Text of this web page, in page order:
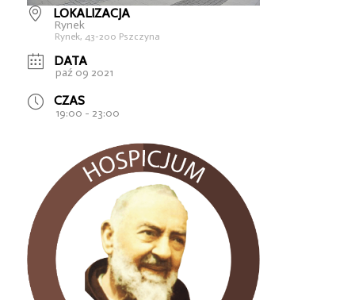
LOKALIZACJA
Rynek
Rynek, 43-200 Pszczyna
DATA
paź 09 2021
CZAS
19:00 - 23:00